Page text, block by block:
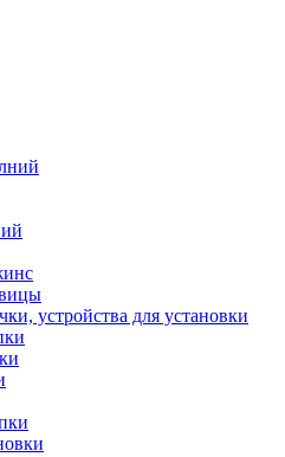
устройства для установки